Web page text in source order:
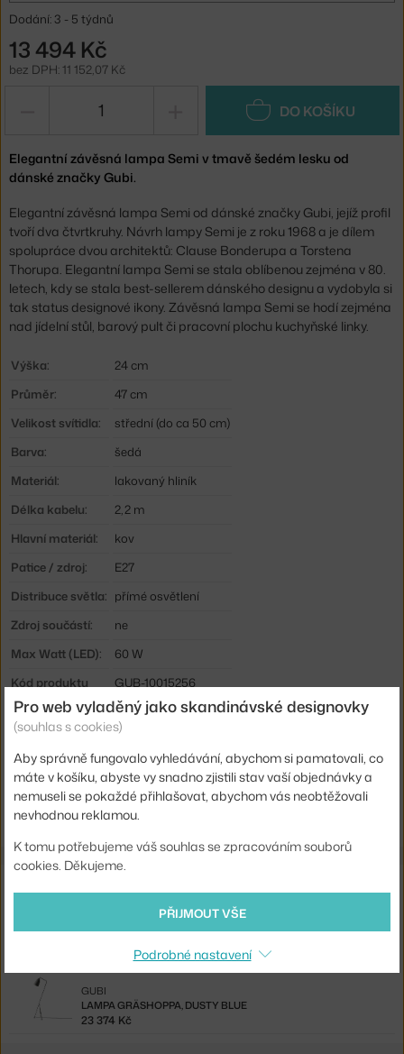
Dodání: 3 - 5 týdnů
13 494 Kč
bez DPH: 11 152,07 Kč
DO KOŠÍKU
Elegantní závěsná lampa Semi v tmavě šedém lesku od
dánské značky Gubi.
Elegantní závěsná lampa Semi od dánské značky Gubi, jejíž profil
tvoří dva čtvrtkruhy. Návrh lampy Semi je z roku 1968 a je dílem
spolupráce dvou architektů: Clause Bonderupa a Torstena
Thorupa. Elegantní lampa Semi se stala oblíbenou zejména v 80.
letech, kdy se stala best-sellerem dánského designu a vydobyla si
tak status designové ikony. Závěsná lampa Semi se hodí zejména
nad jídelní stůl, barový pult či pracovní plochu kuchyňské linky.
Výška:
24 cm
Průměr:
47 cm
Velikost svítidla:
střední (do ca 50 cm)
Barva:
šedá
Materiál:
lakovaný hliník
Délka kabelu:
2,2 m
Hlavní materiál:
kov
Patice / zdroj:
E27
Distribuce světla: přímé osvětlení
Zdroj součástí:
ne
Max Watt (LED):
60 W
Kód produktu
GUB-10015256
EAN
5710902040312
Ste zo Slovenska? Prejdite naZávesná lampa Semi 47, glossy
anthracite grey
Shopping from the EU? Switch toSemi Pendant Ø47, glossy
anthracite grey
LAMPA GRÄSHOPPA, DUSTY BLUE
GUBI
23 374 Kč
Pro web vyladěný jako skandinávské designovky
(souhlas s cookies)
Aby správně fungovalo vyhledávání, abychom si pamatovali, co
máte v košíku, abyste vy snadno zjistili stav vaší objednávky a
nemuseli se pokaždé přihlašovat, abychom vás neobtěžovali
nevhodnou reklamou.
K tomu potřebujeme váš souhlas se zpracováním souborů
cookies. Děkujeme.
PŘIJMOUT VŠE
Podrobné nastavení